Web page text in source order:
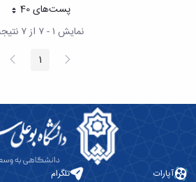
پست‌‌های 40هر صفحه
نمایش ۱ - ۷ از ۷ نتیجه
پیغام
قبلی صفحه1 صفحه
بعد
آپارات تلگرام